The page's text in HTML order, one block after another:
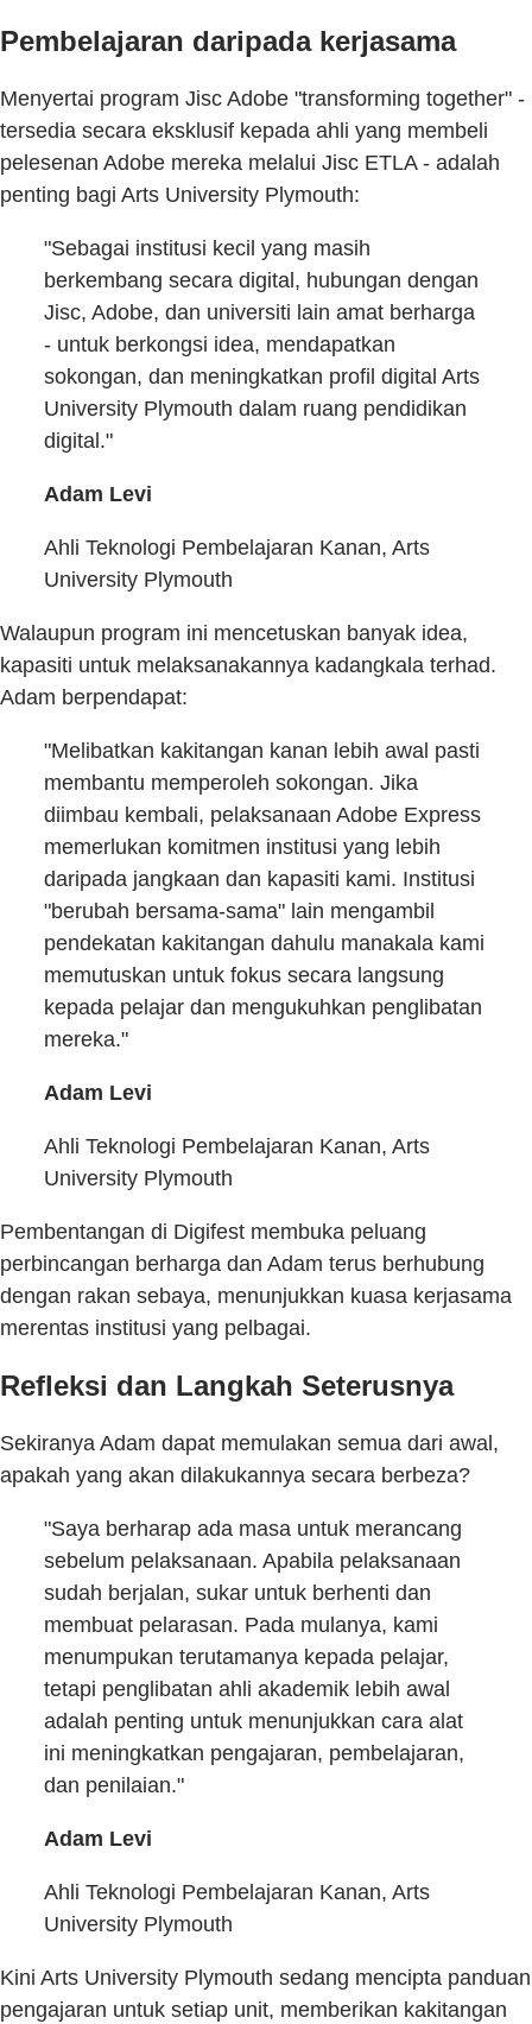
Pembelajaran daripada kerjasama
Menyertai program Jisc Adobe "transforming together" -
tersedia secara eksklusif kepada ahli yang membeli
pelesenan Adobe mereka melalui Jisc ETLA - adalah
penting bagi Arts University Plymouth:
"Sebagai institusi kecil yang masih
berkembang secara digital, hubungan dengan
Jisc, Adobe, dan universiti lain amat berharga
- untuk berkongsi idea, mendapatkan
sokongan, dan meningkatkan profil digital Arts
University Plymouth dalam ruang pendidikan
digital."
Adam Levi
Ahli Teknologi Pembelajaran Kanan, Arts
University Plymouth
Walaupun program ini mencetuskan banyak idea,
kapasiti untuk melaksanakannya kadangkala terhad.
Adam berpendapat:
"Melibatkan kakitangan kanan lebih awal pasti
membantu memperoleh sokongan. Jika
diimbau kembali, pelaksanaan Adobe Express
memerlukan komitmen institusi yang lebih
daripada jangkaan dan kapasiti kami. Institusi
"berubah bersama-sama" lain mengambil
pendekatan kakitangan dahulu manakala kami
memutuskan untuk fokus secara langsung
kepada pelajar dan mengukuhkan penglibatan
mereka."
Adam Levi
Ahli Teknologi Pembelajaran Kanan, Arts
University Plymouth
Pembentangan di Digifest membuka peluang
perbincangan berharga dan Adam terus berhubung
dengan rakan sebaya, menunjukkan kuasa kerjasama
merentas institusi yang pelbagai.
Refleksi dan Langkah Seterusnya
Sekiranya Adam dapat memulakan semua dari awal,
apakah yang akan dilakukannya secara berbeza?
"Saya berharap ada masa untuk merancang
sebelum pelaksanaan. Apabila pelaksanaan
sudah berjalan, sukar untuk berhenti dan
membuat pelarasan. Pada mulanya, kami
menumpukan terutamanya kepada pelajar,
tetapi penglibatan ahli akademik lebih awal
adalah penting untuk menunjukkan cara alat
ini meningkatkan pengajaran, pembelajaran,
dan penilaian."
Adam Levi
Ahli Teknologi Pembelajaran Kanan, Arts
University Plymouth
Kini Arts University Plymouth sedang mencipta panduan
pengajaran untuk setiap unit, memberikan kakitangan